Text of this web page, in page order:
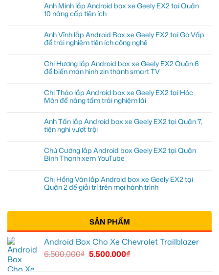
Anh Minh lắp Android box xe Geely EX2 tại Quận
10 nâng cấp tiện ích
Anh Vĩnh lắp Android Box xe Geely EX2 tại Gò Vấp
để trải nghiệm tiện ích công nghệ
Chị Hương lắp Android box xe Geely EX2 Quận 6
để biến màn hình zin thành smart TV
Chị Thảo lắp Android box xe Geely EX2 tại Hóc
Môn để nâng tầm trải nghiệm lái
Anh Tấn lắp Android box xe Geely EX2 tại Quận 7,
tiện nghi vượt trội
Chú Cường lắp Android box Geely EX2 tại Quận
Bình Thạnh xem YouTube
Chị Hồng Vân lắp Android box xe Geely EX2 tại
Quận 2 để giải trí trên mọi hành trình
SẢN PHẨM
Android Box Cho Xe Chevrolet Trailblazer
6.500.000₫ 5.500.000₫